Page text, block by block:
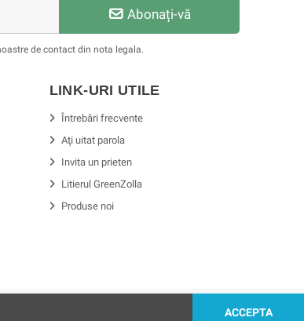
Abonați-vă
de contact din nota legala.
LINK-URI UTILE
Întrebări frecvente
Aţi uitat parola
Invita un prieten
Litierul GreenZolla
Produse noi
ACCEPTA